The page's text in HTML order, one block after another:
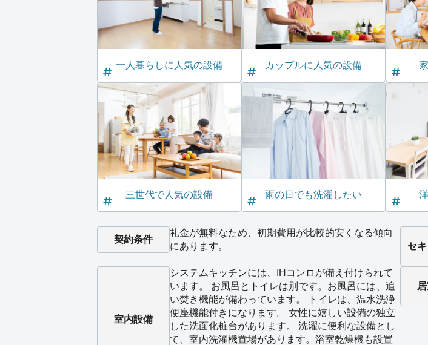
一人暮らしに人気の設備 カップルに人気の設備
三世代で人気の設備 雨の日でも洗濯したい
契約条件
礼金が無料なため、初期費用が比較的安くなる傾向
にあります。
セ
室内設備
システムキッチンには、IHコンロが備え付けられて
います。 お風呂とトイレは別です。お風呂には、追
い焚き機能が備わっています。 トイレは、温水洗浄
便座機能付きになります。 女性に嬉しい設備の独立
した洗面化粧台があります。 洗濯に便利な設備とし
て、室内洗濯機置場があります。浴室乾燥機も設置